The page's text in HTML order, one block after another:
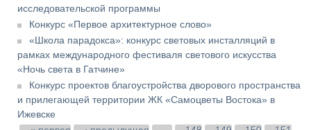
исследовательской программы
Конкурс «Первое архитектурное слово»
«Школа парадокса»: конкурс световых инсталляций в
рамках международного фестиваля светового искусства
«Ночь света в Гатчине»
Конкурс проектов благоустройства дворового пространства
и прилегающей территории ЖК «Самоцветы Востока» в
Ижевске